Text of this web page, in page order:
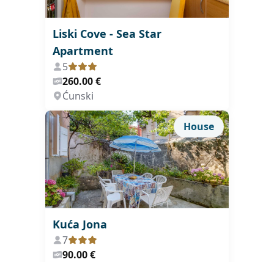
Liski Cove - Sea Star
Apartment
5
260.00 €
Ćunski
House
Kuća Jona
7
90.00 €